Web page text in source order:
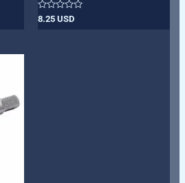
Valorado
con
8.25 USD